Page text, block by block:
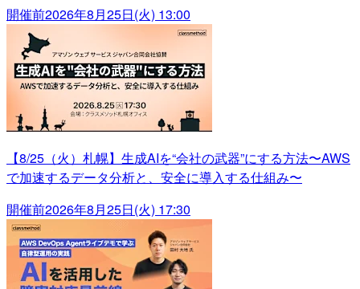
開催前2026年8月25日(火) 13:00
【8/25（火）札幌】生成AIを“会社の武器”にする方法〜AWS
で加速するデータ分析と、安全に導入する仕組み〜
開催前2026年8月25日(火) 17:30